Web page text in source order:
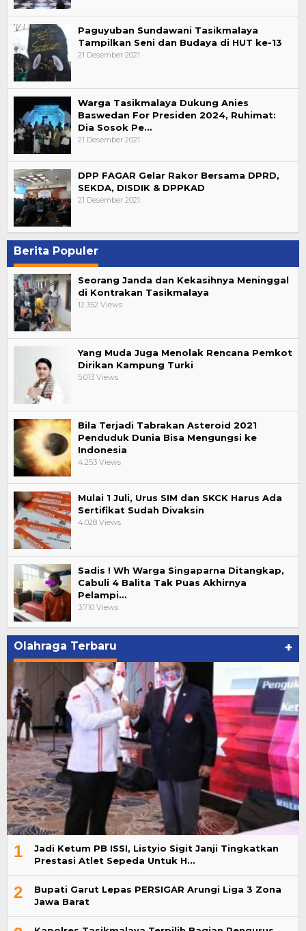
Paguyuban Sundawani Tasikmalaya
Tampilkan Seni dan Budaya di HUT ke-13
21 Desember 2021
Warga Tasikmalaya Dukung Anies
Baswedan For Presiden 2024, Ruhimat:
Dia Sosok Pe…
21 Desember 2021
DPP FAGAR Gelar Rakor Bersama DPRD,
SEKDA, DISDIK & DPPKAD
21 Desember 2021
Berita Populer
Seorang Janda dan Kekasihnya Meninggal
di Kontrakan Tasikmalaya
12.352 Views
Yang Muda Juga Menolak Rencana Pemkot
Dirikan Kampung Turki
5.013 Views
Bila Terjadi Tabrakan Asteroid 2021
Penduduk Dunia Bisa Mengungsi ke
Indonesia
4.253 Views
Mulai 1 Juli, Urus SIM dan SKCK Harus Ada
Sertifikat Sudah Divaksin
4.028 Views
Sadis ! Wh Warga Singaparna Ditangkap,
Cabuli 4 Balita Tak Puas Akhirnya
Pelampi…
3.710 Views
Olahraga Terbaru +
1
Jadi Ketum PB ISSI, Listyio Sigit Janji Tingkatkan
Prestasi Atlet Sepeda Untuk H…
2
Bupati Garut Lepas PERSIGAR Arungi Liga 3 Zona
Jawa Barat